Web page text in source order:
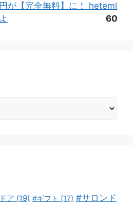
が【完全無料】に！ heteml
60
ア (19) #ギフト (17) #サロンド